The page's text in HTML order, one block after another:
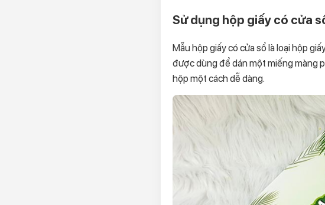
Sử dụng hộp giấy có cửa
Mẫu hộp giấy có cửa sổ là loại hộp
được dùng để dán một miếng màng
hộp một cách dễ dàng.